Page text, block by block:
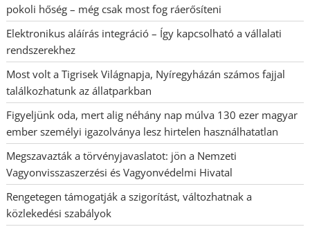
pokoli hőség – még csak most fog ráerősíteni
Elektronikus aláírás integráció – Így kapcsolható a vállalati
rendszerekhez
Most volt a Tigrisek Világnapja, Nyíregyházán számos fajjal
találkozhatunk az állatparkban
Figyeljünk oda, mert alig néhány nap múlva 130 ezer magyar
ember személyi igazolványa lesz hirtelen használhatatlan
Megszavazták a törvényjavaslatot: jön a Nemzeti
Vagyonvisszaszerzési és Vagyonvédelmi Hivatal
Rengetegen támogatják a szigorítást, változhatnak a
közlekedési szabályok